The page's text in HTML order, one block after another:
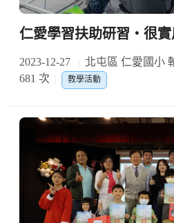
仁愛學習扶助研習‧很實
2023-12-27 北屯區 仁愛國小
681 次
教學活動